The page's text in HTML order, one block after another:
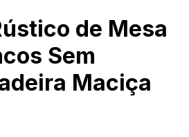
de Mesa
Sem
Maciça